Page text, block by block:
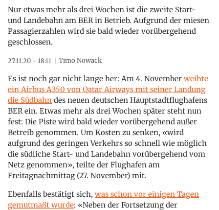
Nur etwas mehr als drei Wochen ist die zweite Start-
und Landebahn am BER in Betrieb. Aufgrund der miesen
Passagierzahlen wird sie bald wieder vorübergehend
geschlossen.
27.11.20 - 18:11 Timo Nowack
Es ist noch gar nicht lange her: Am 4. November weihte
ein Airbus A350 von Qatar Airways mit seiner Landung
die Südbahn des neuen deutschen Hauptstadtflughafens
BER ein. Etwas mehr als drei Wochen später steht nun
fest: Die Piste wird bald wieder vorübergehend außer
Betreib genommen. Um Kosten zu senken, «wird
aufgrund des geringen Verkehrs so schnell wie möglich
die südliche Start- und Landebahn vorübergehend vom
Netz genommen», teilte der Flughafen am
Freitagnachmittag (27. November) mit.
Ebenfalls bestätigt sich, was schon vor einigen Tagen
gemutmaßt wurde: «Neben der Fortsetzung der